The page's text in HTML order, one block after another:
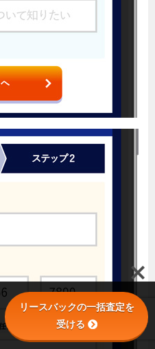
リースバックの一括査定を
受ける